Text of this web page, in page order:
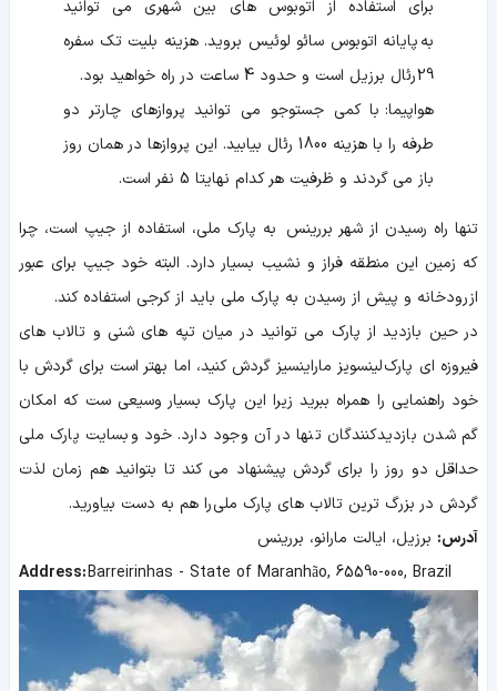
برای استفاده از اتوبوس های بین شهری می توانید
به پایانه اتوبوس سائو لوئیس بروید. هزینه بلیت تک سفره
29 رئال برزیل است و حدود 4 ساعت در راه خواهید بود.
هواپیما: با کمی جستوجو می توانید پروازهای چارتر دو
طرفه را با هزینه 1800 رئال بیابید. این پروازها در همان روز
باز می گردند و ظرفیت هر کدام نهایتا 5 نفر است.
تنها راه رسیدن از شهر بررینس به پارک ملی، استفاده از جیپ است، چرا
که زمین این منطقه فراز و نشیب بسیار دارد. البته خود جیپ برای عبور
از رودخانه و پیش از رسیدن به پارک ملی باید از کرجی استفاده کند.
در حین بازدید از پارک می توانید در میان تپه های شنی و تالاب های
فیروزه ای پارک لینسویز ماراینسیز گردش کنید، اما بهتر است برای گردش با
خود راهنمایی را همراه ببرید زیرا این پارک بسیار وسیعی ست که امکان
گم شدن بازدیدکنندگان تنها در آن وجود دارد. خود وبسایت پارک ملی
حداقل دو روز را برای گردش پیشنهاد می کند تا بتوانید هم زمان لذت
گردش در بزرگ ترین تالاب های پارک ملی را هم به دست بیاورید.
آدرس: برزیل، ایالت مارانو، بررینس
Address:Barreirinhas - State of Maranhão, 65590-000, Brazil